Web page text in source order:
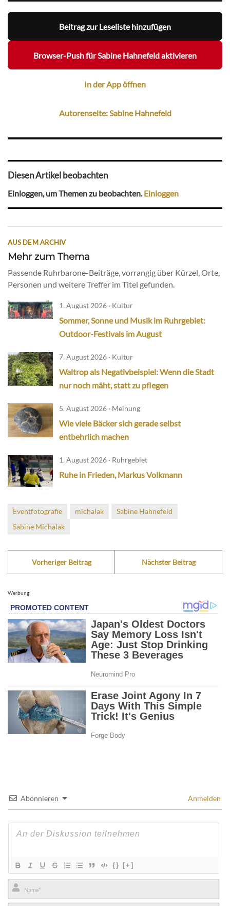
Beitrag zur Leseliste hinzufügen
Browser-Push für Sabine Hahnefeld aktivieren
In der App öffnen
Autorenseite: Sabine Hahnefeld
Diesen Artikel beobachten
Einloggen, um Themen zu beobachten.Einloggen
AUS DEM ARCHIV
Mehr zum Thema
Passende Ruhrbarone-Beiträge, vorrangig über Kürzel, Orte,
Personen und weitere Treffer im Titel gefunden.
1. August 2026 · Kultur
Sommer, Sonne und Musik im Ruhrgebiet:
Outdoor-Festivals im August
7. August 2026 · Kultur
Waltrop als Negativbeispiel: Wenn die Stadt
nur noch mäht, statt zu pflegen
5. August 2026 · Meinung
Wie viele Bäcker sich gerade selbst
entbehrlich machen
1. August 2026 · Ruhrgebiet
Ruhe in Frieden, Markus Volkmann
Eventfotografie michalak
Sabine Hahnefeld
Sabine Michalak
Vorheriger Beitrag Nächster Beitrag
Werbung
Abonnieren Anmelden
{} [+]